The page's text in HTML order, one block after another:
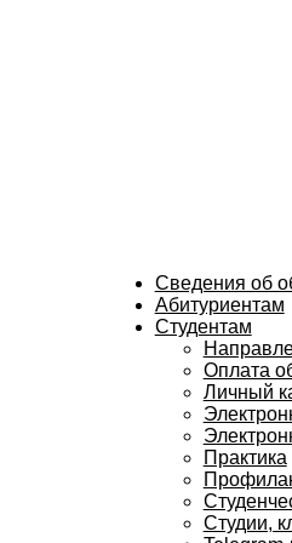
Сведения об
Абитуриентам
Студентам
Оплата
Личный
Практика
Студии,